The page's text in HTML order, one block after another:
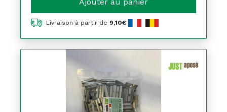
Livraison à partir de 9,10€